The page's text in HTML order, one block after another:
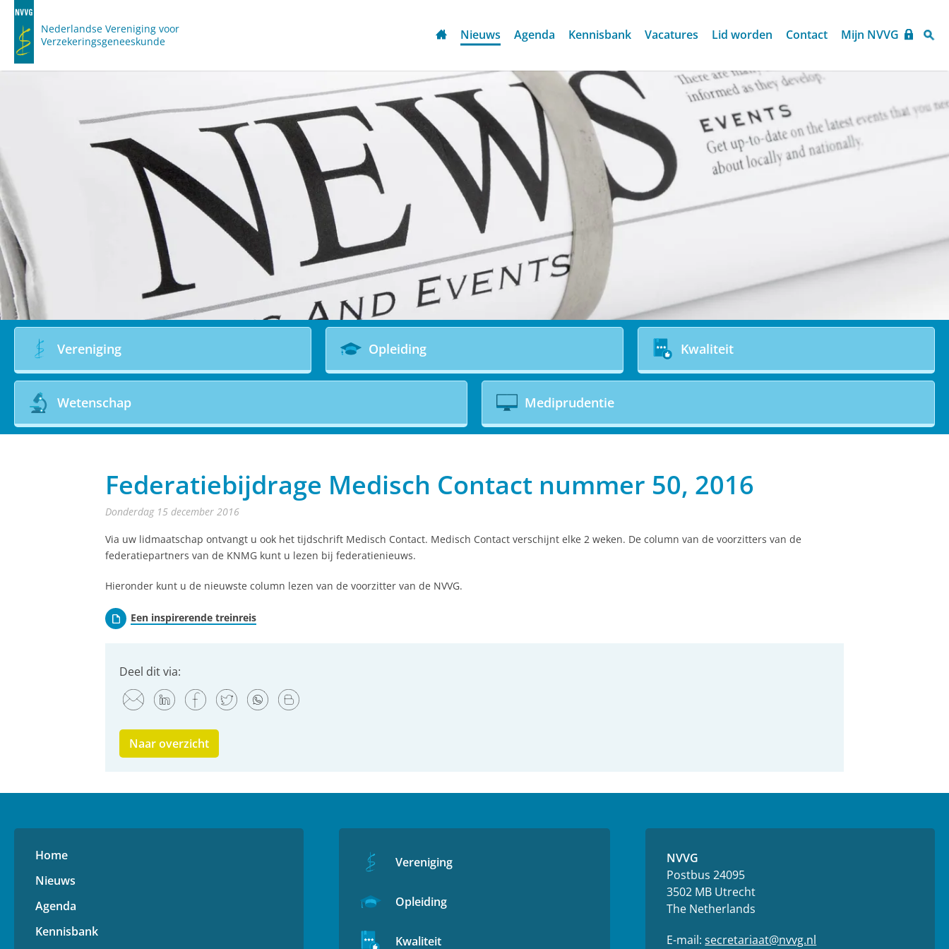
Nederlandse Vereniging voor
Verzekeringsgeneeskunde
Nieuws Agenda Kennisbank Vacatures Lid worden Contact Mijn NVVG
Vereniging Opleiding Kwaliteit
Wetenschap Mediprudentie
Federatiebijdrage Medisch Contact nummer 50, 2016
donderdag 15 december 2016
Via uw lidmaatschap ontvangt u ook het tijdschrift Medisch Contact. Medisch Contact verschijnt elke 2 weken. De column van de voorzitters van de
federatiepartners van de KNMG kunt u lezen bij federatienieuws.
Hieronder kunt u de nieuwste column lezen van de voorzitter van de NVVG.
Een inspirerende treinreis
Deel dit via:
Naar overzicht
Home
Nieuws
Agenda
Kennisbank
Vereniging
Opleiding
Kwaliteit
NVVG
Postbus 24095
3502 MB Utrecht
The Netherlands
E-mail:secretariaat@nvvg.nl